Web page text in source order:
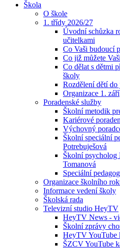
Škola
O škole
1. třídy 2026/27
Úvodní schůzka
učitelkami
Co Vaši budoucí
Co již můžete
Co dělat s dětmi
školy
Rozdělení dětí
Organizace 1. září
Poradenské služby
Školní metodik
Kariérové
Výchovný
Školní speciální
Potrebuješová
Školní psycholog
Tomanová
Speciální
Organizace školního
Informace vedení školy
Školská rada
Televizní studio HeyTV
HeyTV News -
Školní zprávy
HeyTV YouTube
ŠZCV YouTube